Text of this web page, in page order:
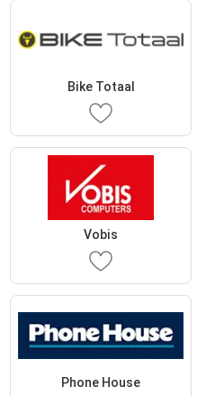
Bike Totaal
Vobis
Phone House